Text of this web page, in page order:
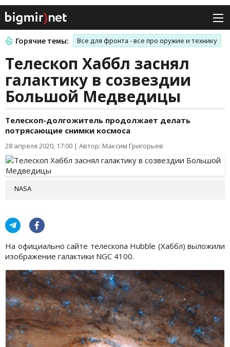
Горячие темы: Все для фронта - все про оружие и технику
Телескоп Хаббл заснял
галактику в созвездии
Большой Медведицы
Телескоп-долгожитель продолжает делать
потрясающие снимки космоса
28 апреля 2020, 17:00 | Автор: Максим Григорьев
NASA
На официально сайте телескопа Hubble (Хаббл) выложили
изображение галактики NGC 4100.